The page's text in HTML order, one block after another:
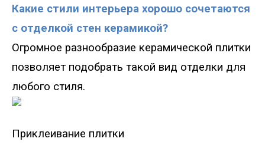
Какие стили интерьера хорошо сочетаются
с отделкой стен керамикой?
Огромное разнообразие керамической плитки
позволяет подобрать такой вид отделки для
любого стиля.
Приклеивание плитки